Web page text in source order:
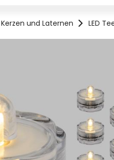
Kerzen und Laternen LED